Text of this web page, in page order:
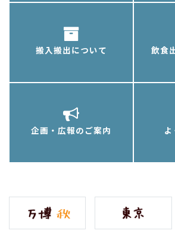
搬入搬出について 飲食
企画・広報のご案内